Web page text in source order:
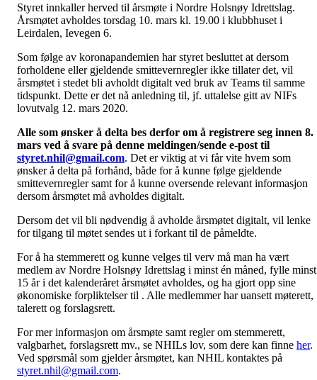
Styret innkaller herved til årsmøte i Nordre Holsnøy Idrettslag.
Årsmøtet avholdes torsdag 10. mars kl. 19.00 i klubbhuset i
Leirdalen, Ievegen 6.
Som følge av koronapandemien har styret besluttet at dersom
forholdene eller gjeldende smittevernregler ikke tillater det, vil
årsmøtet i stedet bli avholdt digitalt ved bruk av Teams til samme
tidspunkt. Dette er det nå anledning til, jf. uttalelse gitt av NIFs
lovutvalg 12. mars 2020.
Alle som ønsker å delta bes derfor om å registrere seg innen 8.
mars ved å svare på denne meldingen/sende e-post til
styret.nhil@gmail.com. Det er viktig at vi får vite hvem som
ønsker å delta på forhånd, både for å kunne følge gjeldende
smittevernregler samt for å kunne oversende relevant informasjon
dersom årsmøtet må avholdes digitalt.
Dersom det vil bli nødvendig å avholde årsmøtet digitalt, vil lenke
for tilgang til møtet sendes ut i forkant til de påmeldte.
For å ha stemmerett og kunne velges til verv må man ha vært
medlem av Nordre Holsnøy Idrettslag i minst én måned, fylle minst
15 år i det kalenderåret årsmøtet avholdes, og ha gjort opp sine
økonomiske forpliktelser til . Alle medlemmer har uansett møterett,
talerett og forslagsrett.
For mer informasjon om årsmøte samt regler om stemmerett,
valgbarhet, forslagsrett mv., se NHILs lov, som dere kan finne her.
Ved spørsmål som gjelder årsmøtet, kan NHIL kontaktes på
styret.nhil@gmail.com.